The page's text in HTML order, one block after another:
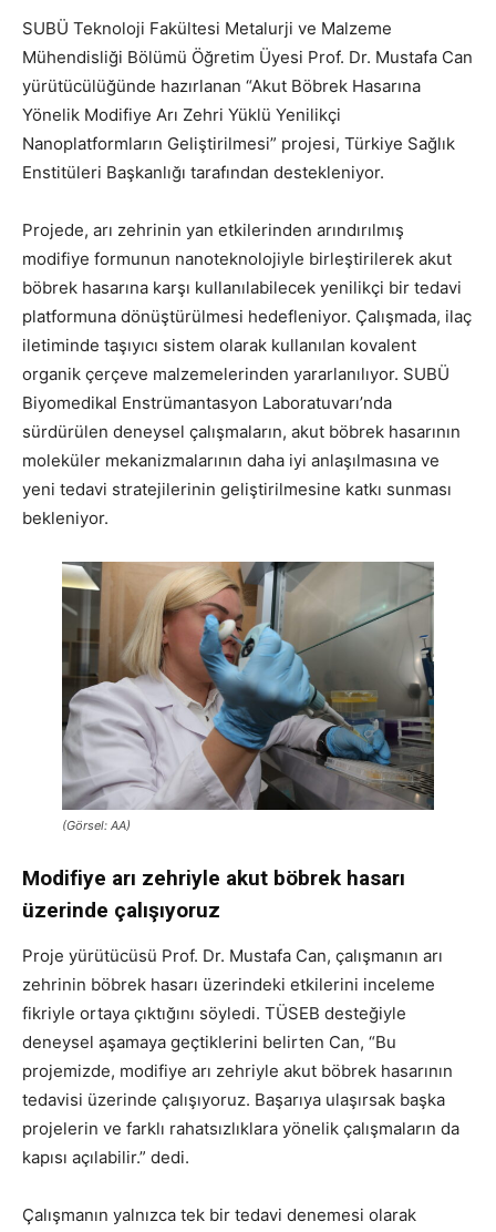
SUBÜ Teknoloji Fakültesi Metalurji ve Malzeme
Mühendisliği Bölümü Öğretim Üyesi Prof. Dr. Mustafa Can
yürütücülüğünde hazırlanan “Akut Böbrek Hasarına
Yönelik Modifiye Arı Zehri Yüklü Yenilikçi
Nanoplatformların Geliştirilmesi” projesi, Türkiye Sağlık
Enstitüleri Başkanlığı tarafından destekleniyor.
Projede, arı zehrinin yan etkilerinden arındırılmış
modifiye formunun nanoteknolojiyle birleştirilerek akut
böbrek hasarına karşı kullanılabilecek yenilikçi bir tedavi
platformuna dönüştürülmesi hedefleniyor. Çalışmada, ilaç
iletiminde taşıyıcı sistem olarak kullanılan kovalent
organik çerçeve malzemelerinden yararlanılıyor. SUBÜ
Biyomedikal Enstrümantasyon Laboratuvarı’nda
sürdürülen deneysel çalışmaların, akut böbrek hasarının
moleküler mekanizmalarının daha iyi anlaşılmasına ve
yeni tedavi stratejilerinin geliştirilmesine katkı sunması
bekleniyor.
(Görsel: AA)
Modifiye arı zehriyle akut böbrek hasarı
üzerinde çalışıyoruz
Proje yürütücüsü Prof. Dr. Mustafa Can, çalışmanın arı
zehrinin böbrek hasarı üzerindeki etkilerini inceleme
fikriyle ortaya çıktığını söyledi. TÜSEB desteğiyle
deneysel aşamaya geçtiklerini belirten Can, “Bu
projemizde, modifiye arı zehriyle akut böbrek hasarının
tedavisi üzerinde çalışıyoruz. Başarıya ulaşırsak başka
projelerin ve farklı rahatsızlıklara yönelik çalışmaların da
kapısı açılabilir.” dedi.
Çalışmanın yalnızca tek bir tedavi denemesi olarak